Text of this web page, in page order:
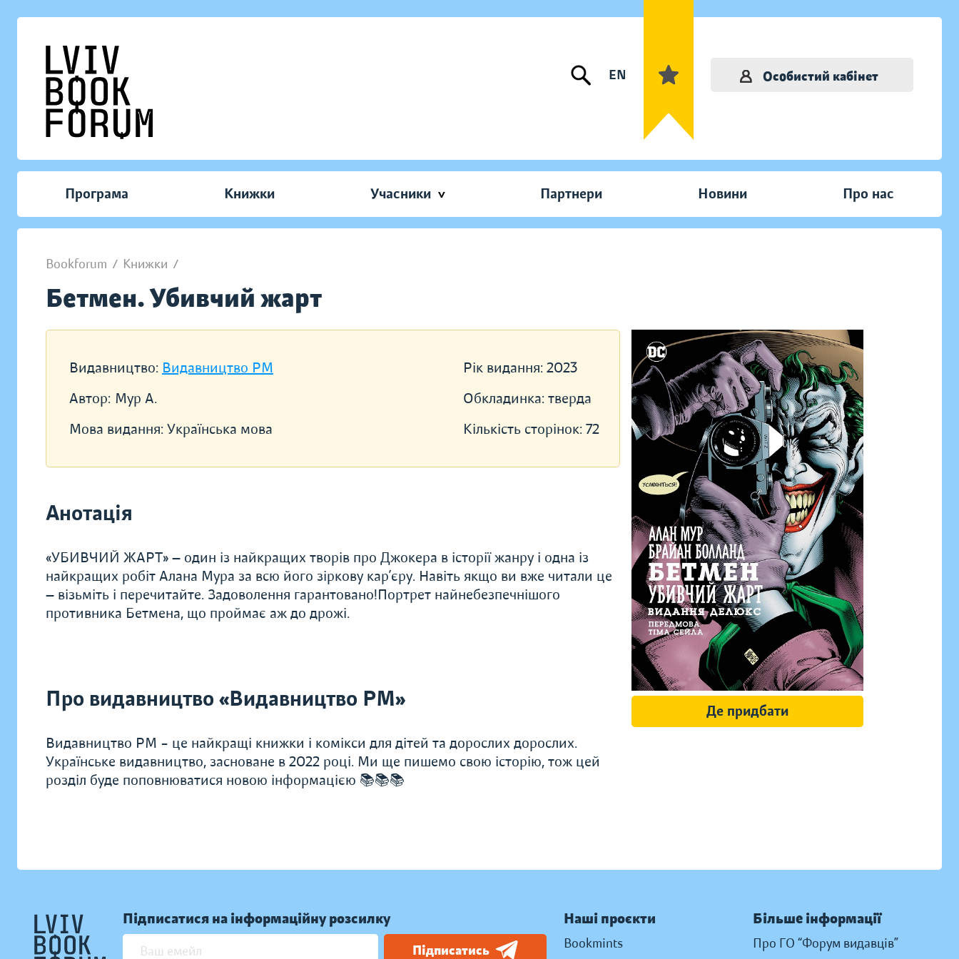
EN Особистий кабінет
Програма Книжки Учасники Партнери Новини Про нас
Bookforum / Книжки /
Бетмен. Убивчий жарт
Видавництво: Видавництво РМ
Автор: Мур А.
Мова видання: Українська мова
Рік видання: 2023
Обкладинка: тверда
Кількість сторінок: 72
Анотація
«УБИВЧИЙ ЖАРТ» — один із найкращих творів про Джокера в історії жанру і одна із
найкращих робіт Алана Мура за всю його зіркову кар’єру. Навіть якщо ви вже читали це
— візьміть і перечитайте. Задоволення гарантовано!Портрет найнебезпечнішого
противника Бетмена, що проймає аж до дрожі.
Про видавництво «Видавництво РМ»
Видавництво РМ – це найкращі книжки і комікси для дітей та дорослих дорослих.
Українське видавництво, засноване в 2022 році. Ми ще пишемо свою історію, тож цей
розділ буде поповнюватися новою інформацією 📚📚📚
Де придбати
Підписатися на інформаційну розсилку
Підписатись
Наші проєкти
Bookmints
Більше інформації
Про ГО “Форум видавців”